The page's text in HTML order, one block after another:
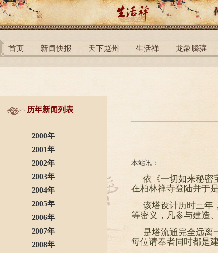
首页 新闻快报 天下赵州 生活禅 龙象腾骧
历年新闻列表
2000年
2001年
2002年
2003年
2004年
2005年
2006年
2007年
2008年
本站讯：
依《一切如来秘密
在柏林禅寺登陆并于
该塔设计历时三年
等密义，凡参与建造
是塔流通完全远离
每位请奉者同时都是